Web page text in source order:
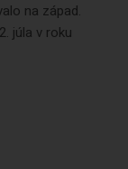
na západ.
júla v roku